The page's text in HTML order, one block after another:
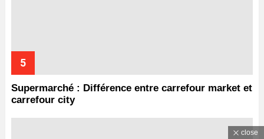
Supermarché : Différence entre carrefour market et
carrefour city
close